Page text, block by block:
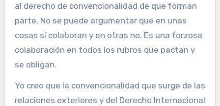
al derecho de convencionalidad de que forman
parte. No se puede argumentar que en unas
cosas sí colaboran y en otras no. Es una forzosa
colaboración en todos los rubros que pactan y
se obligan.
Yo creo que la convencionalidad que surge de las
relaciones exteriores y del Derecho Internacional